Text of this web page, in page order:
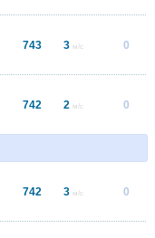
743 3 м/с 0
742 2 м/с 0
742 3 м/с 0